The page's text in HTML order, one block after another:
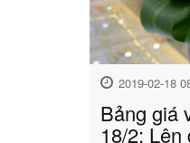
2019-02-18
Bảng giá
18/2: Lên